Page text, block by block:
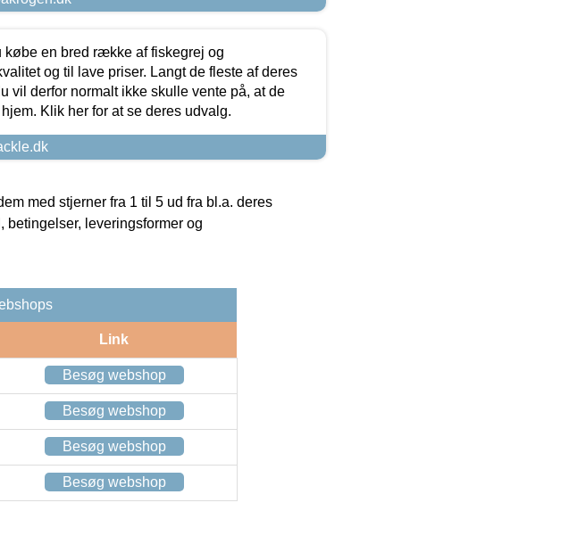
købe en bred række af fiskegrej og
og til lave priser. Langt de fleste af deres
vil derfor normalt ikke skulle vente på, at de
Klik her for at se deres udvalg.
med stjerner fra 1 til 5 ud fra bl.a. deres
leveringsformer og
Link
Besøg webshop
Besøg webshop
Besøg webshop
Besøg webshop